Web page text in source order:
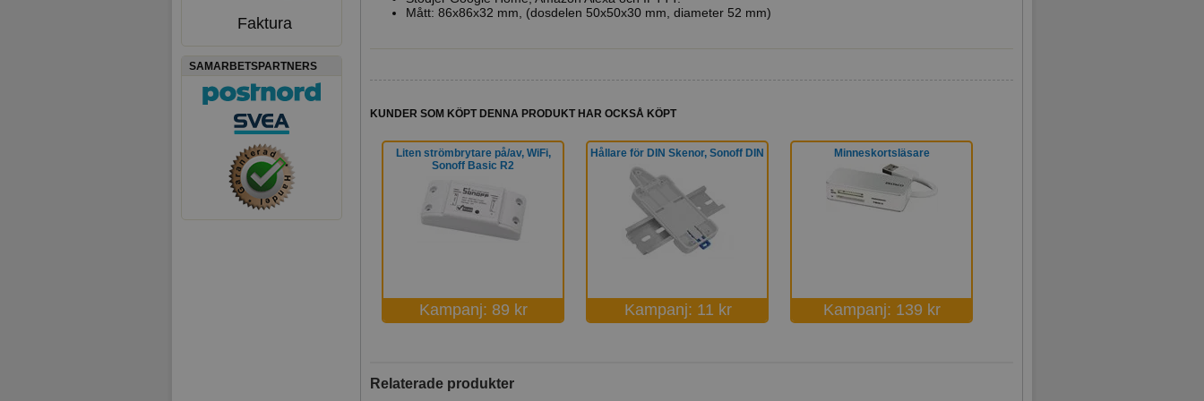
Faktura
SAMARBETSPARTNERS
Mått: 86x86x32 mm, (dosdelen 50x50x30 mm, diameter 52 mm)
KUNDER SOM KÖPT DENNA PRODUKT HAR OCKSÅ KÖPT
Liten strömbrytare på/av, WiFi,
Sonoff Basic R2
Kampanj: 89 kr
Hållare för DIN Skenor, Sonoff DIN
Kampanj: 11 kr
Minneskortsläsare
Kampanj: 139 kr
Relaterade produkter